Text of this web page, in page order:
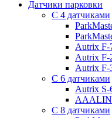
Датчики парковки
С 4 датчиками
Autrix F-
Autrix F-
Autrix F-
С 6 датчиками
Autrix S-
С 8 датчиками